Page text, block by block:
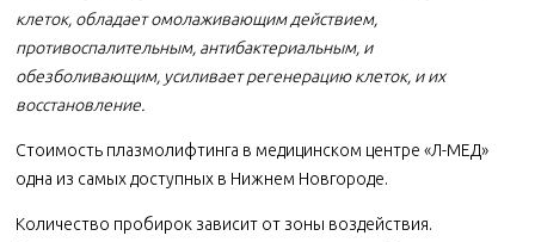
клеток, обладает омолаживающим действием,
противоспалительным, антибактериальным, и
обезболивающим, усиливает регенерацию клеток, и их
восстановление.
Стоимость плазмолифтинга в медицинском центре «Л-МЕД»
одна из самых доступных в Нижнем Новгороде.
Количество пробирок зависит от зоны воздействия.